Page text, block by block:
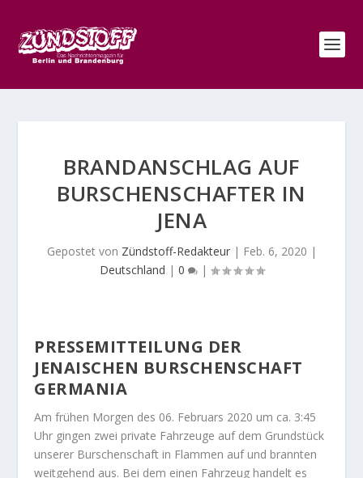
BRANDANSCHLAG AUF
BURSCHENSCHAFTER IN
JENA
Gepostet von Zündstoff-Redakteur| Feb. 6, 2020 |
Deutschland | 0 |
PRESSEMITTEILUNG DER
JENAISCHEN BURSCHENSCHAFT
GERMANIA
Am frühen Morgen des 06. Februars 2020 um ca. 3:45
Uhr gingen zwei private Fahrzeuge auf dem Grundstück
unserer Burschenschaft in Flammen auf und brannten
weitgehend aus. Bei dem einen Fahrzeug handelt es